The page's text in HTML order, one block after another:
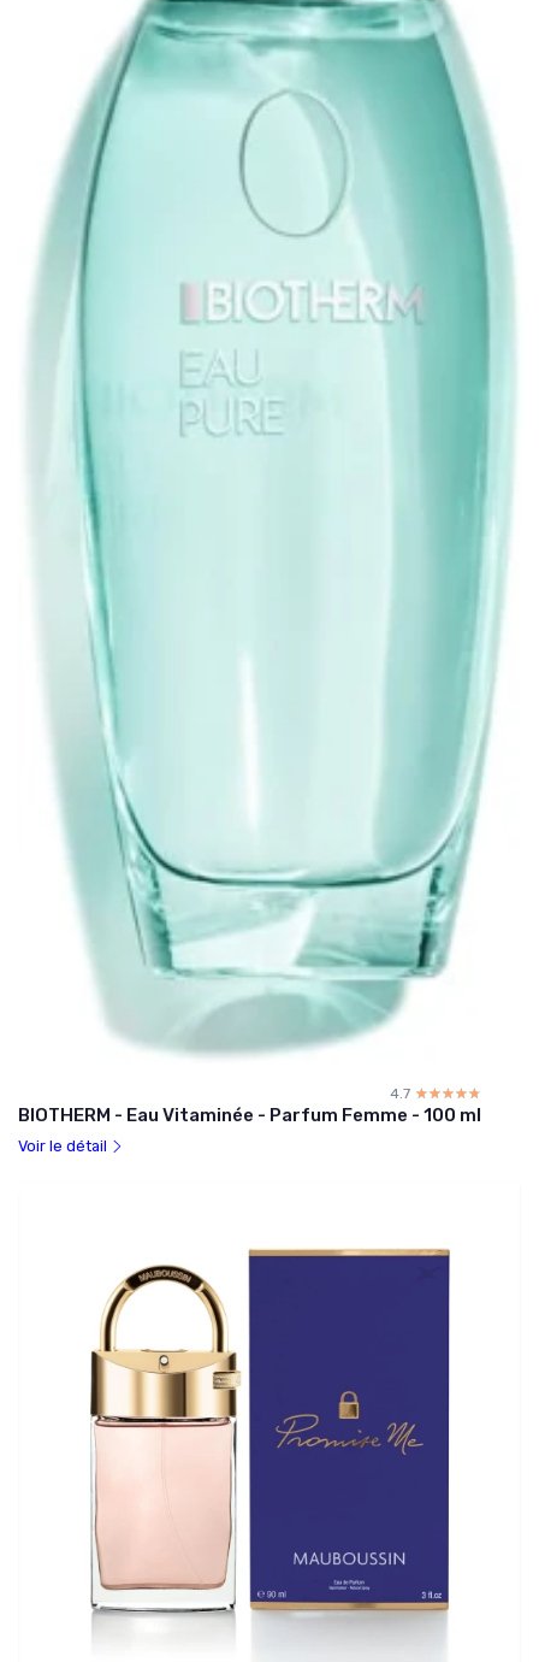
4.7 ☆☆☆☆☆
★★★★★
BIOTHERM - Eau Vitaminée - Parfum Femme - 100 ml
Voir le détail